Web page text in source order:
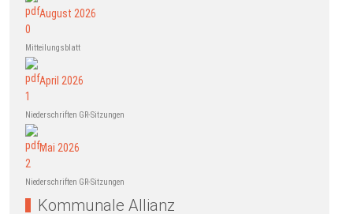
August 2026
Mitteilungsblatt
April 2026
Niederschriften GR-Sitzungen
Mai 2026
Niederschriften GR-Sitzungen
Kommunale Allianz